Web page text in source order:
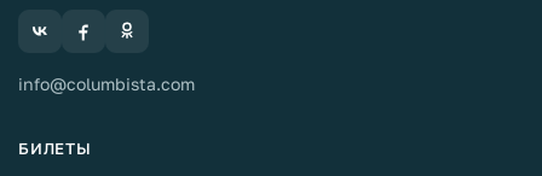
info@columbista.com
БИЛЕТЫ